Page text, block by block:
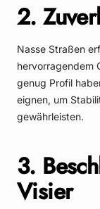
2.
Nasse Straßen
hervorragendem
genug Profil
eignen, um
gewährleisten.
3.
Visier